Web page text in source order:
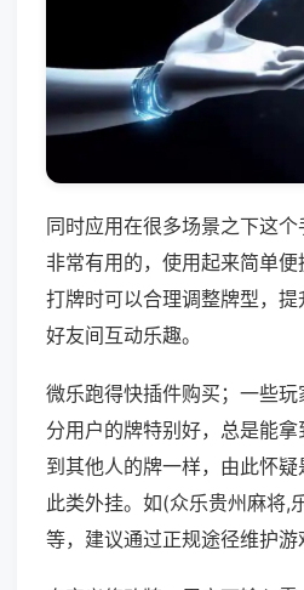
同时应用在很多场景之下这
非常有用的，使用起来简单
打牌时可以合理调整牌型，
好友间互动乐趣。
微乐跑得快插件购买；一些
分用户的牌特别好，总是能
到其他人的牌一样，由此怀
此类外挂。如(众乐贵州麻将,
等，建议通过正规途径维护游